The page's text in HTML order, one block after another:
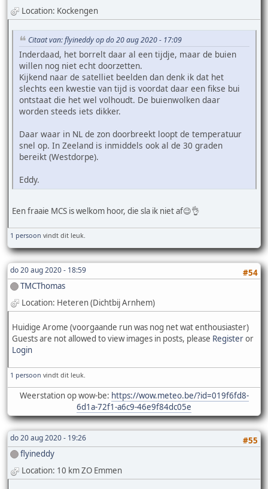
Location: Kockengen
Citaat van: flyineddy op do 20 aug 2020 - 17:09
Inderdaad, het borrelt daar al een tijdje, maar de buien
willen nog niet echt doorzetten.
Kijkend naar de satelliet beelden dan denk ik dat het
slechts een kwestie van tijd is voordat daar een fikse bui
ontstaat die het wel volhoudt. De buienwolken daar
worden steeds iets dikker.
Daar waar in NL de zon doorbreekt loopt de temperatuur
snel op. In Zeeland is inmiddels ook al de 30 graden
bereikt (Westdorpe).
Eddy.
Een fraaie MCS is welkom hoor, die sla ik niet af😉👌
1 persoon vindt dit leuk.
do 20 aug 2020 - 18:59
#54
TMCThomas
Location: Heteren (Dichtbij Arnhem)
Huidige Arome (voorgaande run was nog net wat enthousiaster)
Guests are not allowed to view images in posts, please Registeror
Login
1 persoon vindt dit leuk.
Weerstation op wow-be: https://wow.meteo.be/?id=019f6fd8-
6d1a-72f1-a6c9-46e9f84dc05e
do 20 aug 2020 - 19:26
#55
flyineddy
Location: 10 km ZO Emmen